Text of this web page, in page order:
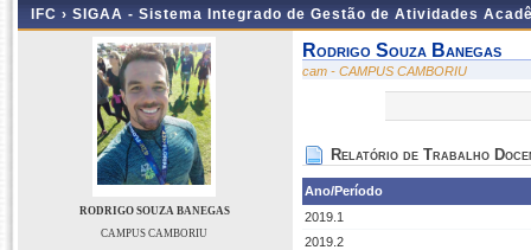
IFC › SIGAA - Sistema Integrado de Gestão de Atividades
RODRIGO SOUZA BANEGAS
CAMPUS CAMBORIU
Rodrigo Souza Banegas
cam - CAMPUS CAMBORIU
Relatório de Trabalho
Ano/Período
2019.1
2019.2